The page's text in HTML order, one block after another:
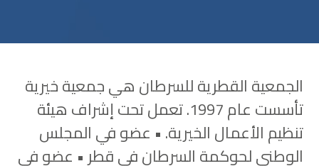
الجمعية القطرية للسرطان هي جمعية خيرية
تأسست عام 1997. تعمل تحت إشراف هيئة
تنظيم الأعمال الخيرية. • عضو في المجلس
الوطني لحوكمة السرطان في قطر • عضو في